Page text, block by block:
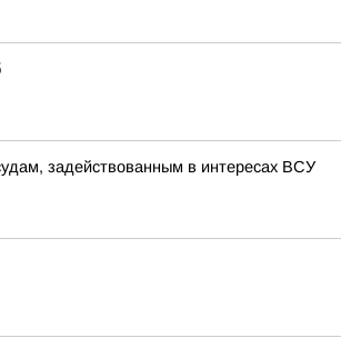
задействованным в интересах ВСУ